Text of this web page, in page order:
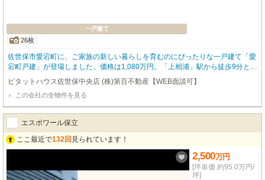
一戸建て
26枚
佐世保市愛宕町に、ご家族の新しい暮らしを育むのにぴったりな一戸建て「愛
宕町戸建」が登場しました。価格は1,080万円。「上相浦」駅から徒歩9分と、
毎日の通勤・通学にも便利なロケーションです。周辺にはコンビニや生活雑貨
店が徒歩5分圏内にあり、日々のお買い物もスムーズにこなせます。お子様の
通学も安心の小学校まで徒歩10分、中学校まで徒歩15分と、子育て世代にも
嬉しい環境が整っています。4DKの間取りは、ご家族それぞれのプライベート
空間を大切にしながら、リビングで心地よい団らんの時間を過ごしていただけ
ます。敷地内には嬉しい無料駐車場1台分もございますので、お車をお持ちの
ご家庭も安心です。平坦な整形地で、土地の利用もしやすいのが魅力。ぜひ一
ピタットハウス佐世保中央店 (株)第百不動産【WEB面談可】
この会社の全物件を見る
エスポワール保立
ここ最近で132回 見られています！
2,500万円
[坪単価 約95.0万円/
坪]